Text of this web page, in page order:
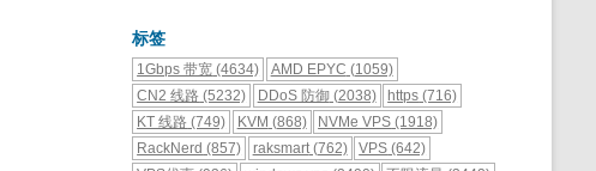
标签
1Gbps 带宽 (4634) AMD EPYC (1059)
CN2 线路 (5232) DDoS 防御(2038) https (716)
KT 线路 (749) KVM (868) NVMe VPS (1918)
RackNerd (857) raksmart(762) VPS (642)